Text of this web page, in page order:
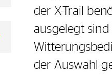
der X-Trail
ausgelegt
der Auswahl